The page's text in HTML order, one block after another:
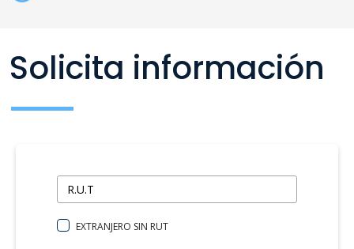
Solicita información
EXTRANJERO SIN RUT